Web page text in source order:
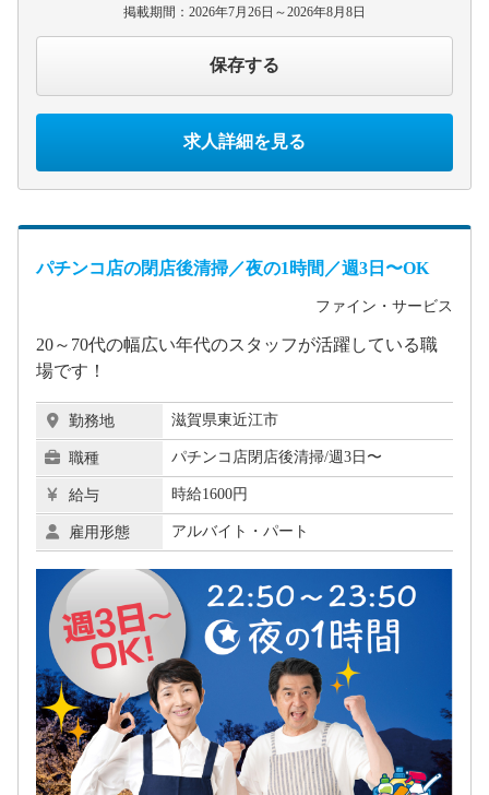
掲載期間：2026年7月26日～2026年8月8日
保存する
求人詳細を見る
パチンコ店の閉店後清掃／夜の1時間／週3日〜OK
ファイン・サービス
20～70代の幅広い年代のスタッフが活躍している職
場です！
勤務地 滋賀県東近江市
職種 パチンコ店閉店後清掃/週3日〜
給与 時給1600円
雇用形態 アルバイト・パート